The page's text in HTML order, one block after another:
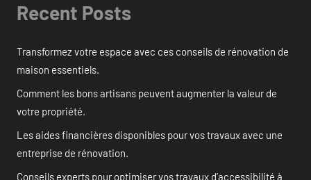
Recent Posts
Transformez votre espace avec ces conseils de rénovation de
maison essentiels.
Comment les bons artisans peuvent augmenter la valeur de
votre propriété.
Les aides financières disponibles pour vos travaux avec une
entreprise de rénovation.
Conseils experts pour optimiser vos travaux d’accessibilité à